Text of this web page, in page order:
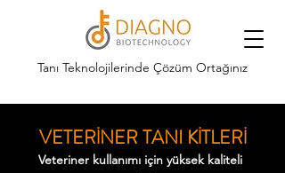
Tanı Teknolojilerinde Çözüm Ortağınız
VETERİNER TANI KİTLERİ
Veteriner kullanımı için yüksek kaliteli